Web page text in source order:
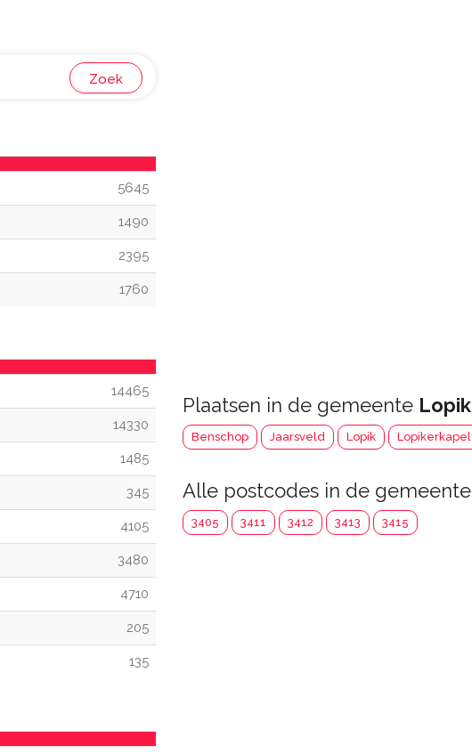
Zoek
5645
1490
2395
1760
14465
14330
1485
345
4105
3480
4710
205
135
Plaatsen in de gemeente Lopik
Benschop Jaarsveld Lopik Lopikerkapel
Alle postcodes in de gemeente
3405 3411 3412 3413 3415